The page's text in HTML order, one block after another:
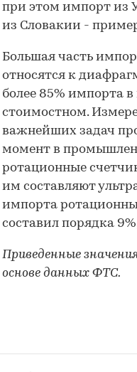
при этом импорт из
из Словакии -
Большая часть
относятся к
более 85% импорта
стоимостном.
важнейших задач
момент в
ротационные
им составляют
импорта
составил порядка
Приведенные
основе данных ФТС.